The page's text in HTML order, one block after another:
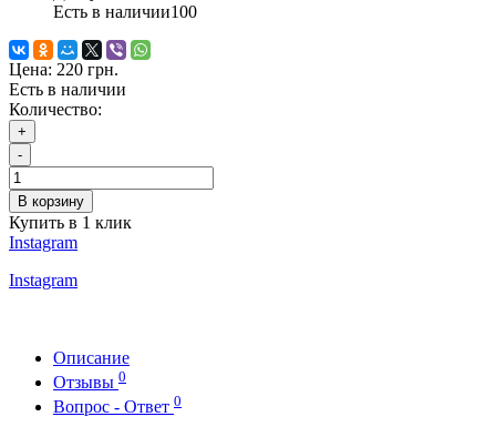
Есть в наличии100
Цена: 220 грн.
Есть в наличии
Количество:
+
-
В корзину
Купить в 1 клик
Instagram
Instagram
Описание
Отзывы 0
Вопрос - Ответ 0